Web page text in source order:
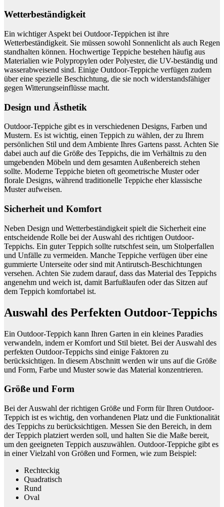
Wetterbeständigkeit
Ein wichtiger Aspekt bei Outdoor-Teppichen ist ihre
Wetterbeständigkeit. Sie müssen sowohl Sonnenlicht als auch Regen
standhalten können. Hochwertige Teppiche bestehen häufig aus
Materialien wie Polypropylen oder Polyester, die UV-beständig und
wasserabweisend sind. Einige Outdoor-Teppiche verfügen zudem
über eine spezielle Beschichtung, die sie noch widerstandsfähiger
gegen Witterungseinflüsse macht.
Design und Ästhetik
Outdoor-Teppiche gibt es in verschiedenen Designs, Farben und
Mustern. Es ist wichtig, einen Teppich zu wählen, der zu Ihrem
persönlichen Stil und dem Ambiente Ihres Gartens passt. Achten Sie
dabei auch auf die Größe des Teppichs, die im Verhältnis zu den
umgebenden Möbeln und dem gesamten Außenbereich stehen
sollte. Moderne Teppiche bieten oft geometrische Muster oder
florale Designs, während traditionelle Teppiche eher klassische
Muster aufweisen.
Sicherheit und Komfort
Neben Design und Wetterbeständigkeit spielt die Sicherheit eine
entscheidende Rolle bei der Auswahl des richtigen Outdoor-
Teppichs. Ein guter Teppich sollte rutschfest sein, um Stolperfallen
und Unfälle zu vermeiden. Manche Teppiche verfügen über eine
gummierte Unterseite oder sind mit Antirutsch-Beschichtungen
versehen. Achten Sie zudem darauf, dass das Material des Teppichs
angenehm und weich ist, damit Barfußlaufen oder das Sitzen auf
dem Teppich komfortabel ist.
Auswahl des Perfekten Outdoor-Teppichs
Ein Outdoor-Teppich kann Ihren Garten in ein kleines Paradies
verwandeln, indem er Komfort und Stil bietet. Bei der Auswahl des
perfekten Outdoor-Teppichs sind einige Faktoren zu
berücksichtigen. In diesem Abschnitt werden wir uns auf die Größe
und Form, Farbe und Muster sowie das Material konzentrieren.
Größe und Form
Bei der Auswahl der richtigen Größe und Form für Ihren Outdoor-
Teppich ist es wichtig, den vorhandenen Platz und die Funktionalität
des Teppichs zu berücksichtigen. Messen Sie den Bereich, in dem
der Teppich platziert werden soll, und halten Sie die Maße bereit,
um den geeigneten Teppich auszuwählen. Outdoor-Teppiche gibt es
in einer Vielzahl von Größen und Formen, wie zum Beispiel:
Rechteckig
Quadratisch
Rund
Oval